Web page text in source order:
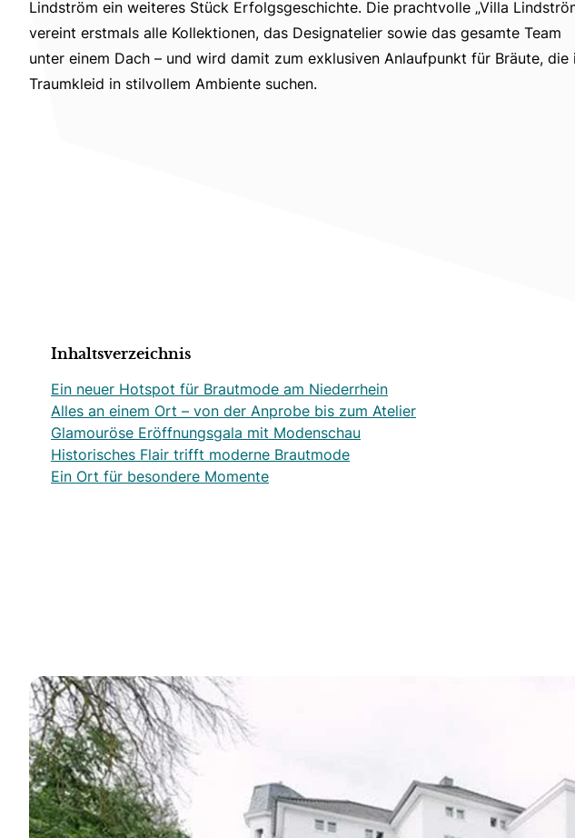
Lindström ein weiteres Stück Erfolgsgeschichte. Die prachtvolle „Villa
vereint erstmals alle Kollektionen, das Designatelier sowie das gesamte Team
unter einem Dach – und wird damit zum exklusiven Anlaufpunkt für Bräute, die
Traumkleid in stilvollem Ambiente suchen.
Inhaltsverzeichnis
Ein neuer Hotspot für Brautmode am Niederrhein
Alles an einem Ort – von der Anprobe bis zum Atelier
Glamouröse Eröffnungsgala mit Modenschau
Historisches Flair trifft moderne Brautmode
Ein Ort für besondere Momente